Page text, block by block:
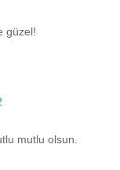
güzel!
mutlu olsun.